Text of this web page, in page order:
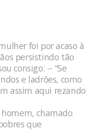
foi por acaso à
persistindo tão
consigo: -- “Se
e ladrões, como
assim aqui rezando
chamado
que